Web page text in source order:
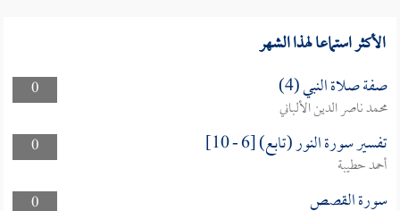
الأكثر استماعا لهذا الشهر
0 صفة صلاة النبي (4)
محمد ناصر الدين الألباني
0
تفسير سورة النور (تابع) [6 - 10]
أحمد حطيبة
0
سورة القصص